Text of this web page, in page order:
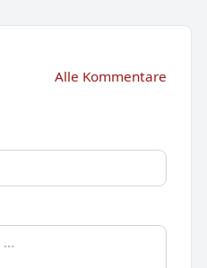
Alle Kommentare